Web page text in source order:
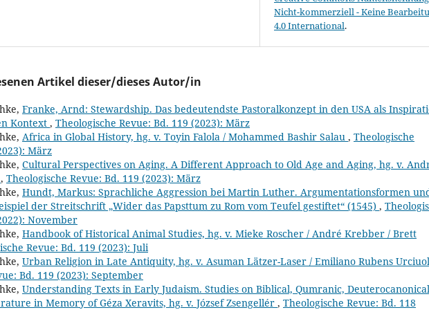
Nicht-kommerziell - Keine
4.0 International.
Artikel dieser/dieses Autor/in
Franke, Arnd: Stewardship. Das bedeutendste Pastoralkonzept in den USA als
Kontext , Theologische Revue: Bd. 119 (2023): März
Africa in Global History, hg. v. Toyin Falola / Mohammed Bashir Salau , Theologische
März
Cultural Perspectives on Aging. A Different Approach to Old Age and Aging, hg. v.
, Theologische Revue: Bd. 119 (2023): März
Hundt, Markus: Sprachliche Aggression bei Martin Luther. Argumentationsformen
der Streitschrift „Wider das Papsttum zu Rom vom Teufel gestiftet“ (1545) ,
November
Handbook of Historical Animal Studies, hg. v. Mieke Roscher / André Krebber / Brett
Revue: Bd. 119 (2023): Juli
Urban Religion in Late Antiquity, hg. v. Asuman Lätzer-Laser / Emiliano Rubens
Bd. 119 (2023): September
Understanding Texts in Early Judaism. Studies on Biblical, Qumranic, Deuterocanonical
in Memory of Géza Xeravits, hg. v. József Zsengellér , Theologische Revue: Bd. 118